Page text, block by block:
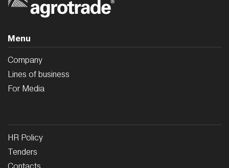
Menu
Company
Lines of business
For Media
HR Policy
Tenders
Contacts